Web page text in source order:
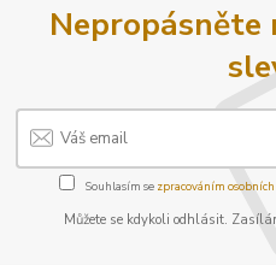
Nepropásněte
Souhlasím se zpracováním
Můžete se kdykoli odhlásit.